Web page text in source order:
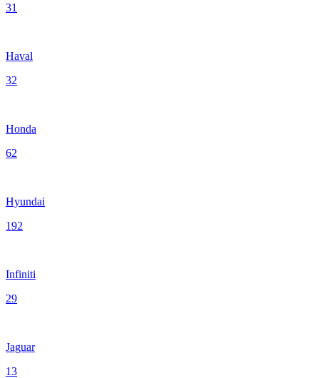
31
Haval
32
Honda
62
Hyundai
192
Infiniti
29
Jaguar
13